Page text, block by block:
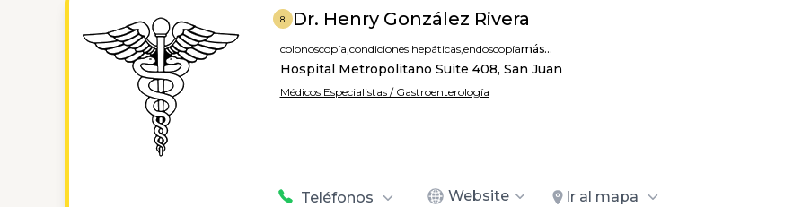
8 Dr. Henry González Rivera
colonoscopía,condiciones hepáticas,endoscopíamás...
Hospital Metropolitano Suite 408, San Juan
Médicos Especialistas / Gastroenterología
Teléfonos Website Ir al mapa